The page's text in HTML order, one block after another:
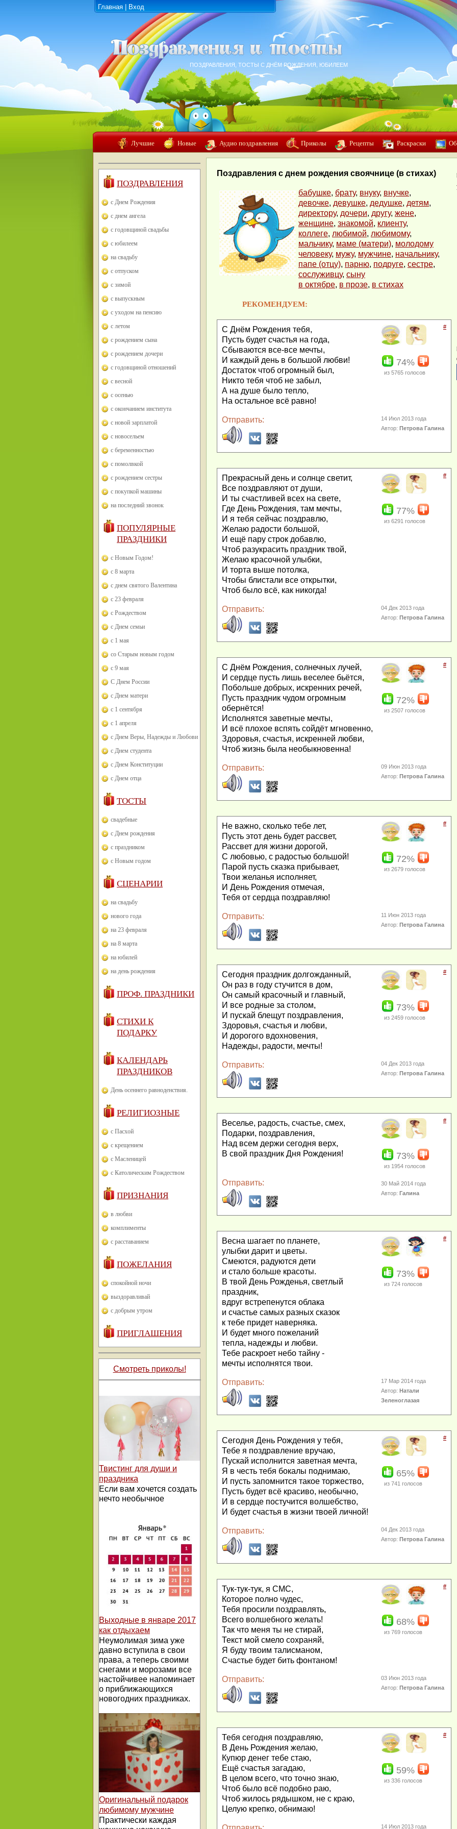
Главная Вход
ПОЗДРАВЛЕНИЯ, ТОСТЫ С ДНЁМ РОЖДЕНИЯ, ЮБИЛЕЕМ
Лучшие Новые Аудио поздравления Приколы Рецепты Раскраски
ПОЗДРАВЛЕНИЯ
с Днем Рождения
с днем ангела
с годовщиной свадьбы
с юбилеем
на свадьбу
с отпуском
с зимой
с выпускным
с уходом на пенсию
с летом
с рождением сына
с рождением дочери
с годовщиной отношений
с весной
с осенью
с окончанием института
с новой зарплатой
с новосельем
с беременностью
с помолвкой
с рождением сестры
с покупкой машины
на последний звонок
ПОПУЛЯРНЫЕ
ПРАЗДНИКИ
с Новым Годом!
с 8 марта
с днем святого Валентина
с 23 февраля
с Рождеством
с Днем семьи
с 1 мая
со Старым новым годом
с 9 мая
С Днем России
с Днем матери
с 1 сентября
с 1 апреля
с Днем Веры, Надежды и Любови
с Днем студента
с Днем Конституции
с Днем отца
ТОСТЫ
свадебные
с Днем рождения
с праздником
с Новым годом
СЦЕНАРИИ
на свадьбу
нового года
на 23 февраля
на 8 марта
на юбилей
на день рождения
ПРОФ. ПРАЗДНИКИ
СТИХИ К
ПОДАРКУ
КАЛЕНДАРЬ
ПРАЗДНИКОВ
День осеннего равноденствия.
РЕЛИГИОЗНЫЕ
с Пасхой
с крещением
с Масленицей
с Католическим Рождеством
ПРИЗНАНИЯ
в любви
комплименты
с расставанием
ПОЖЕЛАНИЯ
спокойной ночи
выздоравливай
с добрым утром
ПРИГЛАШЕНИЯ
Смотреть приколы!
Твистинг для души и
праздника
Если вам хочется создать
нечто необычное
Выходные в январе 2017
как отдыхаем
Неумолимая зима уже
давно вступила в свои
права, а теперь своими
снегами и морозами все
настойчивее напоминает
о приближающихся
новогодних праздниках.
Оригинальный подарок
любимому мужчине
Практически каждая
Поздравления с днем рождения своячнице (в стихах)
бабушке, брату, внуку, внучке,
девочке, девушке, дедушке, детям,
директору, дочери, другу, жене,
женщине, знакомой, клиенту,
коллеге, любимой, любимому,
мальчику, маме (матери), молодому
человеку, мужу, мужчине, начальнику,
папе (отцу), парню, подруге, сестре,
сослуживцу, сыну
в октябре, в прозе, в стихах
РЕКОМЕНДУЕМ:
С Днём Рождения тебя,
Пусть будет счастья на года,
Сбываются все-все мечты,
И каждый день в большой любви!
Достаток чтоб огромный был,
Никто тебя чтоб не забыл,
А на душе было тепло,
На остальное всё равно!
#
74%
из 5765 голосов
Отправить:
14 Июл 2013 года
Автор:Петрова Галина
Прекрасный день и солнце светит,
Все поздравляют от души,
И ты счастливей всех на свете,
Где День Рождения, там мечты,
И я тебя сейчас поздравлю,
Желаю радости большой,
И ещё пару строк добавлю,
Чтоб разукрасить праздник твой,
Желаю красочной улыбки,
И торта выше потолка,
Чтобы блистали все открытки,
Чтоб было всё, как никогда!
#
77%
из 6291 голосов
Отправить:
04 Дек 2013 года
Автор:Петрова Галина
С Днём Рождения, солнечных лучей,
И сердце пусть лишь веселее бьётся,
Побольше добрых, искренних речей,
Пусть праздник чудом огромным
обернётся!
Исполнятся заветные мечты,
И всё плохое вспять сойдёт мгновенно,
Здоровья, счастья, искренней любви,
Чтоб жизнь была необыкновенна!
#
72%
из 2507 голосов
Отправить:
09 Июн 2013 года
Автор:Петрова Галина
Не важно, сколько тебе лет,
Пусть этот день будет рассвет,
Рассвет для жизни дорогой,
С любовью, с радостью большой!
Парой пусть сказка прибывает,
Твои желанья исполняет,
И День Рождения отмечая,
Тебя от сердца поздравляю!
#
72%
из 2679 голосов
Отправить:
11 Июн 2013 года
Автор:Петрова Галина
Сегодня праздник долгожданный,
Он раз в году стучится в дом,
Он самый красочный и главный,
И все родные за столом,
И пускай блещут поздравления,
Здоровья, счастья и любви,
И дорогого вдохновения,
Надежды, радости, мечты!
#
73%
из 2459 голосов
Отправить:
04 Дек 2013 года
Автор:Петрова Галина
Веселье, радость, счастье, смех,
Подарки, поздравления,
Над всем держи сегодня верх,
В свой праздник Дня Рождения!
#
73%
из 1954 голосов
Отправить:
30 Май 2014 года
Автор:Галина
Весна шагает по планете,
улыбки дарит и цветы.
Смеются, радуются дети
и стало больше красоты.
В твой День Рожденья, светлый
праздник,
вдруг встрепенутся облака
и счастье самых разных сказок
к тебе придет наверняка.
И будет много пожеланий
тепла, надежды и любви.
Тебе раскроет небо тайну -
мечты исполнятся твои.
#
73%
из 724 голосов
Отправить:
17 Мар 2014 года
Автор:Натали
Зеленоглазая
Сегодня День Рождения у тебя,
Тебе я поздравление вручаю,
Пускай исполнится заветная мечта,
Я в честь тебя бокалы поднимаю,
И пусть запомнится такое торжество,
Пусть будет всё красиво, необычно,
И в сердце постучится волшебство,
И будет счастья в жизни твоей личной!
#
65%
из 741 голосов
Отправить:
04 Дек 2013 года
Автор:Петрова Галина
Тук-тук-тук, я СМС,
Которое полно чудес,
Тебя просили поздравлять,
Всего волшебного желать!
Так что меня ты не стирай,
Текст мой смело сохраняй,
Я буду твоим талисманом,
Счастье будет бить фонтаном!
#
68%
из 769 голосов
Отправить:
03 Июн 2013 года
Автор:Петрова Галина
Тебя сегодня поздравляю,
В День Рождения желаю,
Купюр денег тебе стаю,
Ещё счастья загадаю,
В целом всего, что точно знаю,
Чтоб было всё подобно раю,
Чтоб жилось рядышком, не с краю,
Целую крепко, обнимаю!
#
59%
из 336 голосов
14 Июл 2013 года